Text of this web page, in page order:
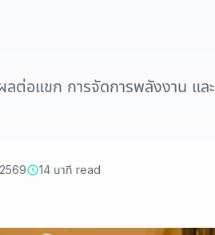
ต่อแขก การจัดการพลังงาน และ
14 นาที read